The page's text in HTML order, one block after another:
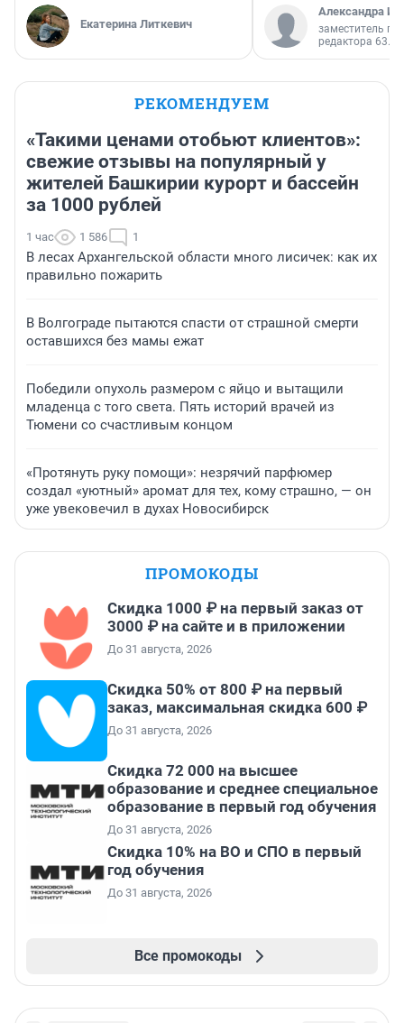
Екатерина Литкевич
Александра
заместитель
редактора 63.RU
РЕКОМЕНДУЕМ
«Такими ценами отобьют клиентов»:
свежие отзывы на популярный у
жителей Башкирии курорт и бассейн
за 1000 рублей
1 час 1 586 1
В лесах Архангельской области много лисичек: как их
правильно пожарить
В Волгограде пытаются спасти от страшной смерти
оставшихся без мамы ежат
Победили опухоль размером с яйцо и вытащили
младенца с того света. Пять историй врачей из
Тюмени со счастливым концом
«Протянуть руку помощи»: незрячий парфюмер
создал «уютный» аромат для тех, кому страшно, — он
уже увековечил в духах Новосибирск
ПРОМОКОДЫ
Скидка 1000 ₽ на первый заказ от
3000 ₽ на сайте и в приложении
До 31 августа, 2026
Скидка 50% от 800 ₽ на первый
заказ, максимальная скидка 600 ₽
До 31 августа, 2026
Скидка 72 000 на высшее
образование и среднее специальное
образование в первый год обучения
До 31 августа, 2026
Скидка 10% на ВО и СПО в первый
год обучения
До 31 августа, 2026
Все промокоды